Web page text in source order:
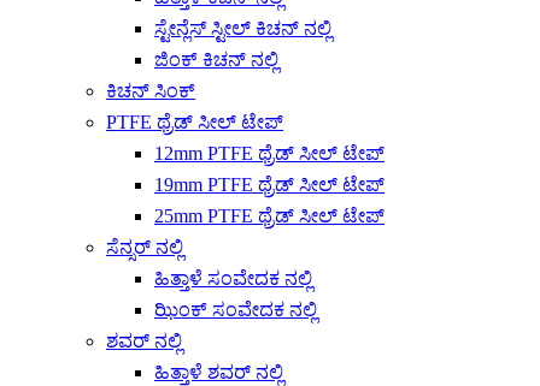
ಸ್ಟೇನ್ಲೆಸ್ ಸ್ಟೀಲ್ ಕಿಚನ್ ನಲ್ಲಿ
ಜಿಂಕ್ ಕಿಚನ್ ನಲ್ಲಿ
ಕಿಚನ್ ಸಿಂಕ್
PTFE ಥ್ರೆಡ್ ಸೀಲ್ ಟೇಪ್
12mm PTFE ಥ್ರೆಡ್ ಸೀಲ್ ಟೇಪ್
19mm PTFE ಥ್ರೆಡ್ ಸೀಲ್ ಟೇಪ್
25mm PTFE ಥ್ರೆಡ್ ಸೀಲ್ ಟೇಪ್
ಸೆನ್ಸರ್ ನಲ್ಲಿ
ಹಿತ್ತಾಳೆ ಸಂವೇದಕ ನಲ್ಲಿ
ಝಿಂಕ್ ಸಂವೇದಕ ನಲ್ಲಿ
ಶವರ್ ನಲ್ಲಿ
ಹಿತ್ತಾಳೆ ಶವರ್ ನಲ್ಲಿ